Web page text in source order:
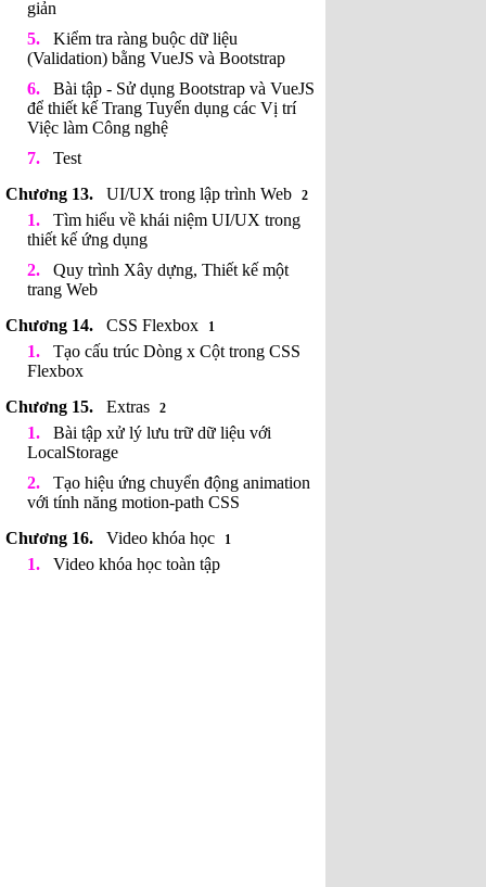
giản
Kiểm tra ràng buộc dữ liệu
(Validation) bằng VueJS và Bootstrap
Bài tập - Sử dụng Bootstrap và VueJS
để thiết kế Trang Tuyển dụng các Vị trí
Việc làm Công nghệ
Test
UI/UX trong lập trình Web
2
Tìm hiểu về khái niệm UI/UX trong
thiết kế ứng dụng
Quy trình Xây dựng, Thiết kế một
trang Web
CSS Flexbox
1
Tạo cấu trúc Dòng x Cột trong CSS
Flexbox
Extras
2
Bài tập xử lý lưu trữ dữ liệu với
LocalStorage
Tạo hiệu ứng chuyển động animation
với tính năng motion-path CSS
Video khóa học
1
Video khóa học toàn tập